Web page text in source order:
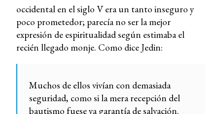
occidental en el siglo V era un tanto inseguro y
poco prometedor; parecía no ser la mejor
expresión de espiritualidad según estimaba el
recién llegado monje. Como dice Jedin:
Muchos de ellos vivían con demasiada
seguridad, como si la mera recepción del
bautismo fuese ya garantía de salvación.